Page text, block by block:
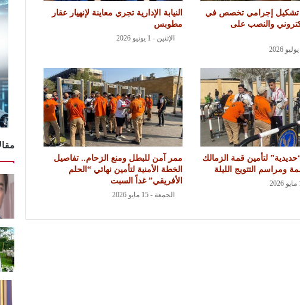
تشكيل إجرامي تخصص في
والنصب على
النيابة الإدارية تجري معاينة لإنهيار عقار
مطوبس
الإثنين - 1 يونيو 2026
لتأمين قمة الزمالك
ومراسم التتويج الليلة
ممر آمن للبطل ومنع الزحام.. تفاصيل
الخطة الأمنية لتأمين نهائي “الحلم
الأفريقي” غداً السبت
الجمعة - 15 مايو 2026